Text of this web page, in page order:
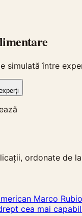
simulată între
ordonate de
Marco
cea mai